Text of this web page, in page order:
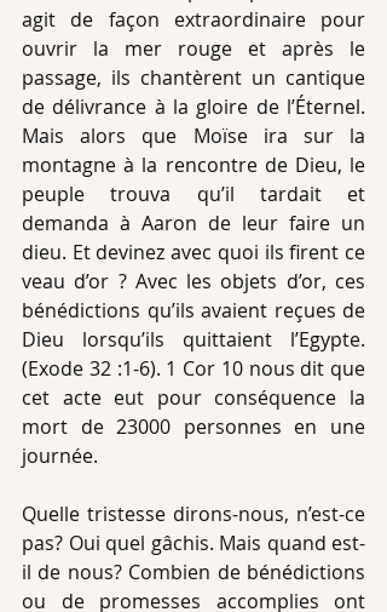
agit de façon extraordinaire pour
ouvrir la mer rouge et après le
passage, ils chantèrent un cantique
de délivrance à la gloire de l’Éternel.
Mais alors que Moïse ira sur la
montagne à la rencontre de Dieu, le
peuple trouva qu’il tardait et
demanda à Aaron de leur faire un
dieu. Et devinez avec quoi ils firent ce
veau d’or ? Avec les objets d’or, ces
bénédictions qu’ils avaient reçues de
Dieu lorsqu’ils quittaient l’Egypte.
(Exode 32 :1-6). 1 Cor 10 nous dit que
cet acte eut pour conséquence la
mort de 23000 personnes en une
journée.
Quelle tristesse dirons-nous, n’est-ce
pas? Oui quel gâchis. Mais quand est-
il de nous? Combien de bénédictions
ou de promesses accomplies ont